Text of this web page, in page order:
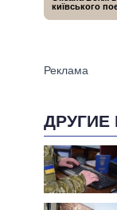
ДРУГИЕ